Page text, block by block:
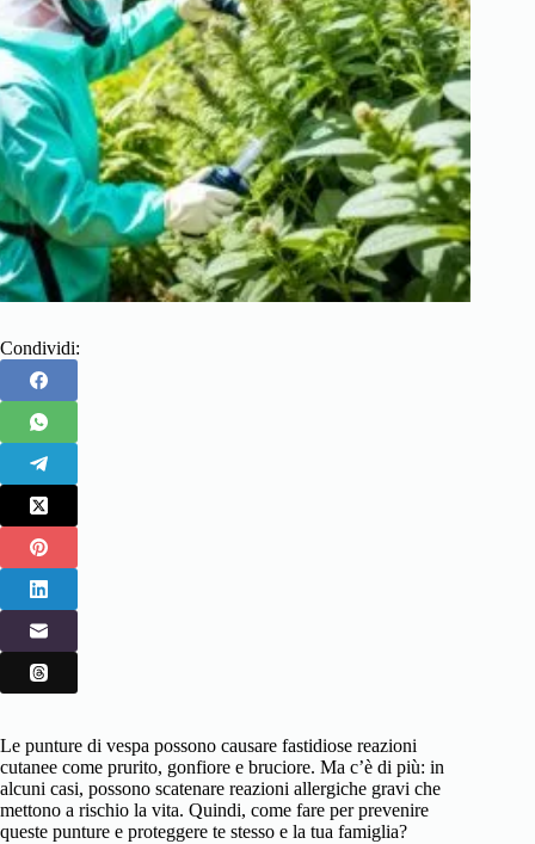
Condividi:
Le punture di vespa possono causare fastidiose reazioni
cutanee come prurito, gonfiore e bruciore. Ma c’è di più: in
alcuni casi, possono scatenare reazioni allergiche gravi che
mettono a rischio la vita. Quindi, come fare per prevenire
queste punture e proteggere te stesso e la tua famiglia?